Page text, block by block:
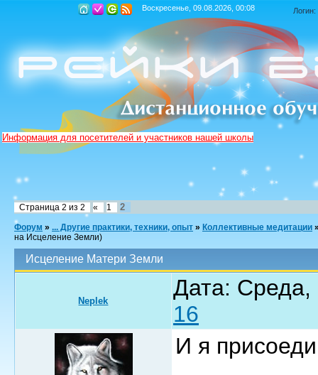
Воскресенье, 09.08.2026, 00:08 Логин:
Информация для посетителей и участников нашей школы
Страница 2 из 2 « 1 2
Форум » ... Другие практики, техники, опыт » Коллективные медитации
на Исцеление Земли)
Исцеление Матери Земли
Neplek
Дата:
16
И я